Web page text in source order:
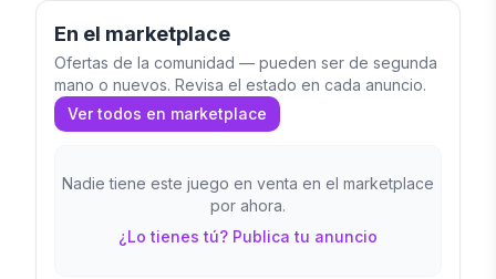
de mesa que lo cambió todo. Celebramos el
20º aniversario del juego de mesa de Reiner
Knizia, El Señor de los Anillos, que marcó un
antes y un después
En el marketplace
Ofertas de la comunidad — pueden ser de segunda
mano o nuevos. Revisa el estado en cada anuncio.
Ver todos en marketplace
Nadie tiene este juego en venta en el marketplace
por ahora.
¿Lo tienes tú? Publica tu anuncio